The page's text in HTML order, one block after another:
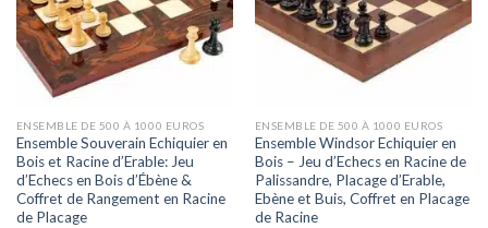
ENSEMBLE DE 500 À 1000 EUROS
Ensemble Souverain Echiquier en
Bois et Racine d’Erable: Jeu
d’Echecs en Bois d’Ébène &
Coffret de Rangement en Racine
de Placage
ENSEMBLE DE 500 À 1000 EUROS
Ensemble Windsor Echiquier en
Bois – Jeu d’Echecs en Racine de
Palissandre, Placage d’Erable,
Ebène et Buis, Coffret en Placage
de Racine